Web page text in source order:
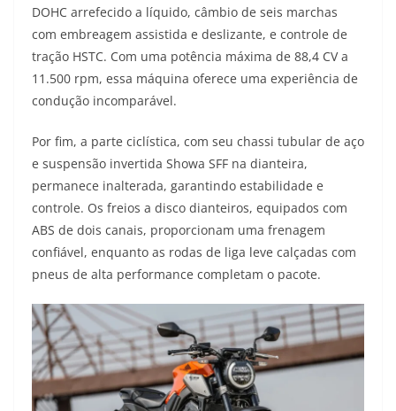
DOHC arrefecido a líquido, câmbio de seis marchas
com embreagem assistida e deslizante, e controle de
tração HSTC. Com uma potência máxima de 88,4 CV a
11.500 rpm, essa máquina oferece uma experiência de
condução incomparável.
Por fim, a parte ciclística, com seu chassi tubular de aço
e suspensão invertida Showa SFF na dianteira,
permanece inalterada, garantindo estabilidade e
controle. Os freios a disco dianteiros, equipados com
ABS de dois canais, proporcionam uma frenagem
confiável, enquanto as rodas de liga leve calçadas com
pneus de alta performance completam o pacote.